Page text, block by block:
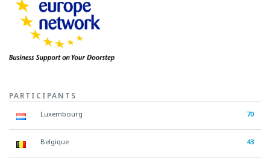
PARTICIPANTS
Luxembourg 70
Belgique 43